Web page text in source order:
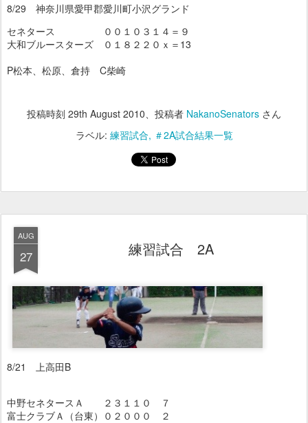
8/29 神奈川県愛甲郡愛川町小沢グランド
セネタース ００１０３１４＝９
大和ブルースターズ ０１８２２０ｘ＝13
P松本、松原、倉持 C柴崎
投稿時刻 29th August 2010 、投稿者 NakanoSenators さん
ラベル: 練習試合 ＃2A試合結果一覧
AUG
27 練習試合 2A
8/21 上高田B
中野セネタースＡ ２３１１０ ７
富士クラブＡ（台東）０２０００ ２